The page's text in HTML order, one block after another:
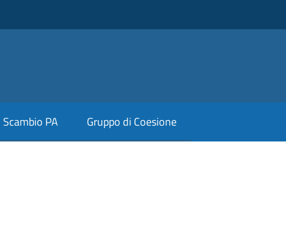
Scambio PA Gruppo di Coesione